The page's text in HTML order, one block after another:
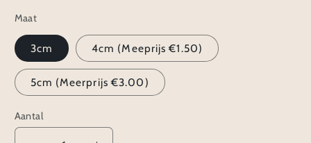
Maat
3cm 4cm (Meeprijs €1.50)
5cm (Meerprijs €3.00)
Aantal